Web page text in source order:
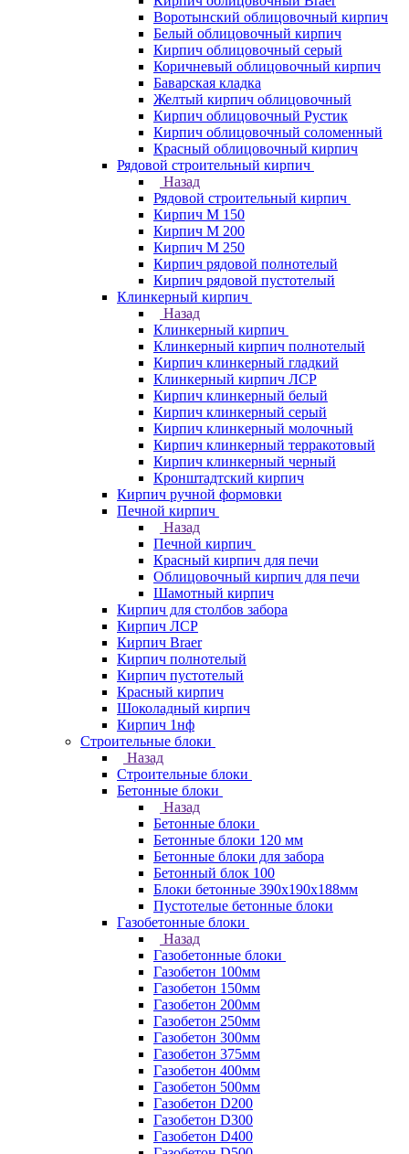
Воротынский облицовочный кирпич
Белый облицовочный кирпич
Кирпич облицовочный серый
Коричневый облицовочный кирпич
Баварская кладка
Желтый кирпич облицовочный
Кирпич облицовочный Рустик
Кирпич облицовочный соломенный
Красный облицовочный кирпич
Рядовой строительный кирпич
Назад
Рядовой строительный кирпич
Кирпич М 150
Кирпич М 200
Кирпич М 250
Кирпич рядовой полнотелый
Кирпич рядовой пустотелый
Клинкерный кирпич
Назад
Клинкерный кирпич
Клинкерный кирпич полнотелый
Кирпич клинкерный гладкий
Клинкерный кирпич ЛСР
Кирпич клинкерный белый
Кирпич клинкерный серый
Кирпич клинкерный молочный
Кирпич клинкерный терракотовый
Кирпич клинкерный черный
Кронштадтский кирпич
Кирпич ручной формовки
Печной кирпич
Назад
Печной кирпич
Красный кирпич для печи
Облицовочный кирпич для печи
Шамотный кирпич
Кирпич для столбов забора
Кирпич ЛСР
Кирпич Braer
Кирпич полнотелый
Кирпич пустотелый
Красный кирпич
Шоколадный кирпич
Кирпич 1нф
Строительные блоки
Назад
Строительные блоки
Бетонные блоки
Назад
Бетонные блоки
Бетонные блоки 120 мм
Бетонные блоки для забора
Бетонный блок 100
Блоки бетонные 390х190х188мм
Пустотелые бетонные блоки
Газобетонные блоки
Назад
Газобетонные блоки
Газобетон 100мм
Газобетон 150мм
Газобетон 200мм
Газобетон 250мм
Газобетон 300мм
Газобетон 375мм
Газобетон 400мм
Газобетон 500мм
Газобетон D200
Газобетон D300
Газобетон D400